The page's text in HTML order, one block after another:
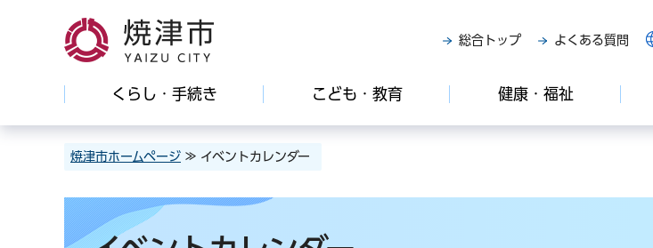
焼津市
総合トップ よくある質問
くらし・手続き こども・教育 健康・福祉
焼津市ホームページ ≫ イベントカレンダー